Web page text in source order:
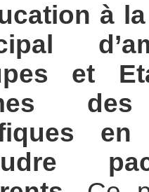
à
et